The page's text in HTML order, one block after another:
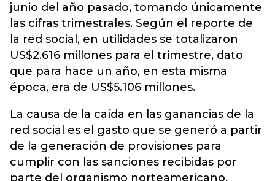
junio del año pasado, tomando únicamente
las cifras trimestrales. Según el reporte de
la red social, en utilidades se totalizaron
US$2.616 millones para el trimestre, dato
que para hace un año, en esta misma
época, era de US$5.106 millones.
La causa de la caída en las ganancias de la
red social es el gasto que se generó a partir
de la generación de provisiones para
cumplir con las sanciones recibidas por
parte del organismo norteamericano.